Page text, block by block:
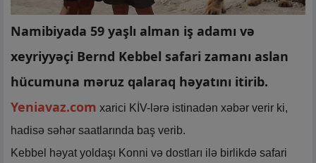
Namibiyada 59 yaşlı alman iş adamı və
xeyriyyəçi Bernd Kebbel safari zamanı aslan
hücumuna məruz qalaraq həyatını itirib.
Yeniavaz.com xarici KİV-lərə istinadən xəbər verir ki,
hadisə səhər saatlarında baş verib.
Kebbel həyat yoldaşı Konni və dostları ilə birlikdə safari